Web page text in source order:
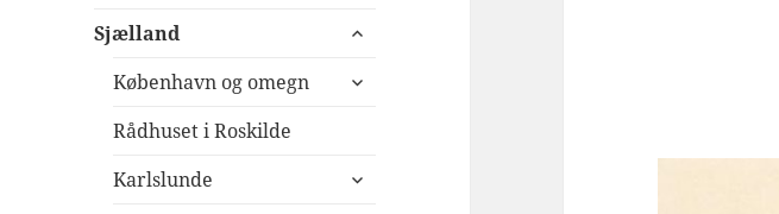
Sjælland
udvid
København og omegn
udvid
Rådhuset i Roskilde
Karlslunde
udvid